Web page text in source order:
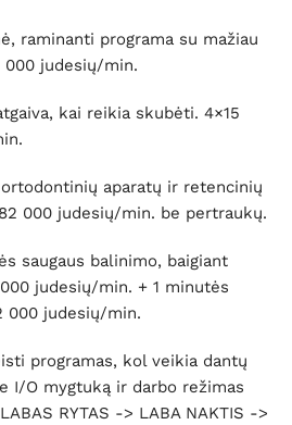
raminanti programa su mažiau
judesių/min.
kai reikia skubėti. 4×15
ortodontinių aparatų ir retencinių
000 judesių/min. be pertraukų.
saugaus balinimo, baigiant
judesių/min. + 1 minutės
000 judesių/min.
programas, kol veikia dantų
I/O mygtuką ir darbo režimas
RYTAS -> LABA NAKTIS ->